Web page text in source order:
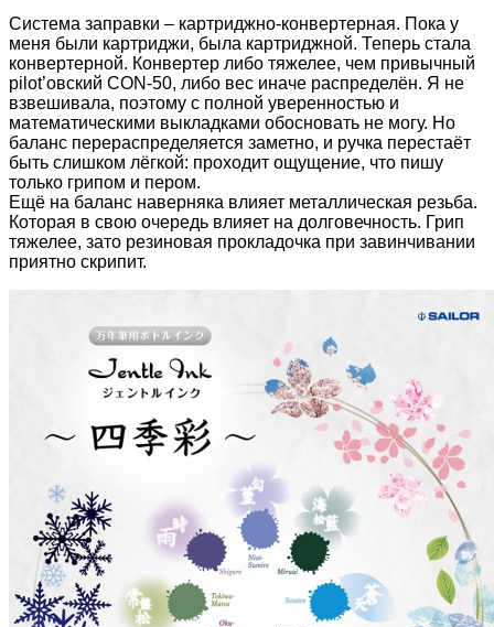
Система заправки – картриджно-конвертерная. Пока у
меня были картриджи, была картриджной. Теперь стала
конвертерной. Конвертер либо тяжелее, чем привычный
pilot’овский CON-50, либо вес иначе распределён. Я не
взвешивала, поэтому с полной уверенностью и
математическими выкладками обосновать не могу. Но
баланс перераспределяется заметно, и ручка перестаёт
быть слишком лёгкой: проходит ощущение, что пишу
только грипом и пером.
Ещё на баланс наверняка влияет металлическая резьба.
Которая в свою очередь влияет на долговечность. Грип
тяжелее, зато резиновая прокладочка при завинчивании
приятно скрипит.